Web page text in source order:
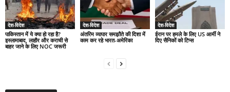
देश-विदेश
पाकिस्तान में ये क्या हो रहा है?
इस्लामाबाद, लाहौर और कराची से
बाहर जाने के लिए NOC जरूरी
देश-विदेश
अंतरिम व्यापार समझौते की दिशा में
काम कर रहे भारत-अमेरिका
देश-विदेश
ईरान पर हमले के लिए US आर्मी ने
दिए सैनिकों को टिप्स